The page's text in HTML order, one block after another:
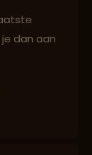
dan aan